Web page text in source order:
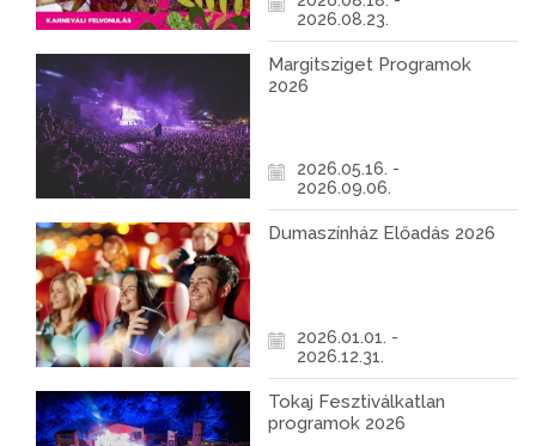
2026.08.23.
Margitsziget Programok
2026
2026.05.16. -
2026.09.06.
Dumaszínház Előadás 2026
2026.01.01. -
2026.12.31.
Tokaj Fesztiválkatlan
programok 2026